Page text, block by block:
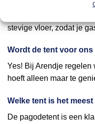
stevige vloer, zodat je
Wordt de tent voor
Yes! Bij Arendje regelen
hoeft alleen maar te
Welke tent is het
De pagodetent is een